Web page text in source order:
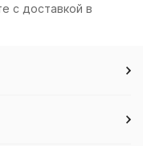
с доставкой в